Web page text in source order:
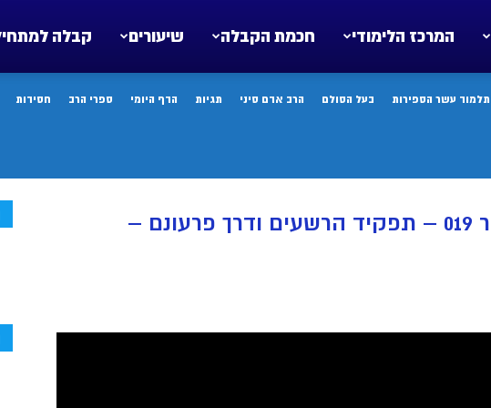
קבלה שיעורים חכמת הקבלה המרכז הלימודי
תלמוד עשר הספירות בעל הסולם הרב אדם סיני תגיות הדף היומי ספרי הרב חסידות
מאמרי הסולם – שיעור 019 – תפקיד הרשעים ודרך פרעונם –